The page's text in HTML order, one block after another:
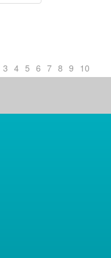
3 4 5 6 7 8 9 10